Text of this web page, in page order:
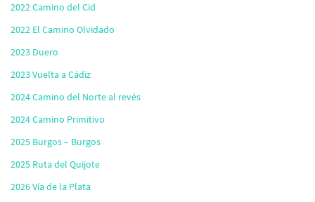
2022 Camino del Cid
2022 El Camino Olvidado
2023 Duero
2023 Vuelta a Cádiz
2024 Camino del Norte al revés
2024 Camino Primitivo
2025 Burgos – Burgos
2025 Ruta del Quijote
2026 Vía de la Plata